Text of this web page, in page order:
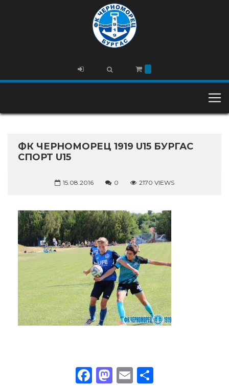
ФК ЧЕРНОМОРЕЦ 1919 U15 БУРГАС
СПОРТ U15
15.08.2016 0 2170 VIEWS
Facebook
Mastodon
Email